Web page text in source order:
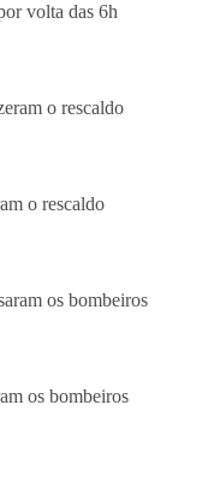
volta das 6h
o rescaldo
os bombeiros